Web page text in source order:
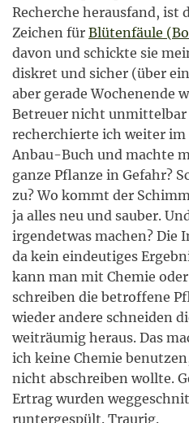
Recherche herausfand, ist
Zeichen für Blütenfäule
davon und schickte sie
diskret und sicher (über
aber gerade Wochenende
Betreuer nicht unmittelbar
recherchierte ich weiter
Anbau-Buch und machte
ganze Pflanze in Gefahr?
zu? Wo kommt der
ja alles neu und sauber.
irgendetwas machen? Die
da kein eindeutiges
kann man mit Chemie
schreiben die betroffene
wieder andere schneiden
weiträumig heraus. Das
ich keine Chemie
nicht abschreiben wollte.
Ertrag wurden
runtergespült. Traurig.